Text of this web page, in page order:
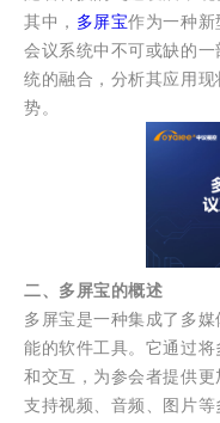
其中， 多屏宝作为一种
会议系统中不可或缺的
统的融合，分析其应用
势。
二、多屏宝的概述
多屏宝是一种集成了多
能的软件工具。它通过
和交互，为参会者提供
支持视频、音频、图片等